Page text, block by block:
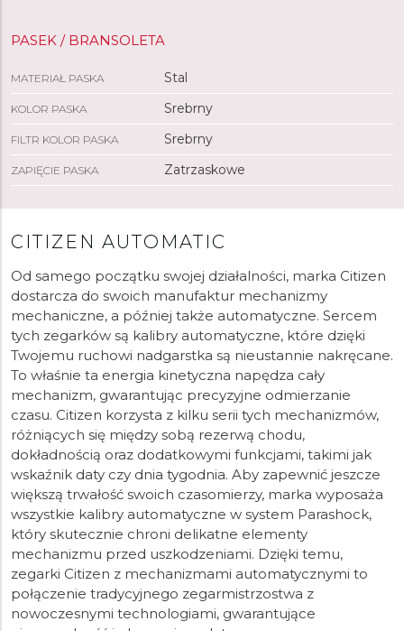
PASEK / BRANSOLETA
MATERIAŁ PASKA Stal
KOLOR PASKA Srebrny
FILTR KOLOR PASKA Srebrny
ZAPIĘCIE PASKA Zatrzaskowe
CITIZEN AUTOMATIC
Od samego początku swojej działalności, marka Citizen
dostarcza do swoich manufaktur mechanizmy
mechaniczne, a później także automatyczne. Sercem
tych zegarków są kalibry automatyczne, które dzięki
Twojemu ruchowi nadgarstka są nieustannie nakręcane.
To właśnie ta energia kinetyczna napędza cały
mechanizm, gwarantując precyzyjne odmierzanie
czasu. Citizen korzysta z kilku serii tych mechanizmów,
różniących się między sobą rezerwą chodu,
dokładnością oraz dodatkowymi funkcjami, takimi jak
wskaźnik daty czy dnia tygodnia. Aby zapewnić jeszcze
większą trwałość swoich czasomierzy, marka wyposaża
wszystkie kalibry automatyczne w system Parashock,
który skutecznie chroni delikatne elementy
mechanizmu przed uszkodzeniami. Dzięki temu,
zegarki Citizen z mechanizmami automatycznymi to
połączenie tradycyjnego zegarmistrzostwa z
nowoczesnymi technologiami, gwarantujące